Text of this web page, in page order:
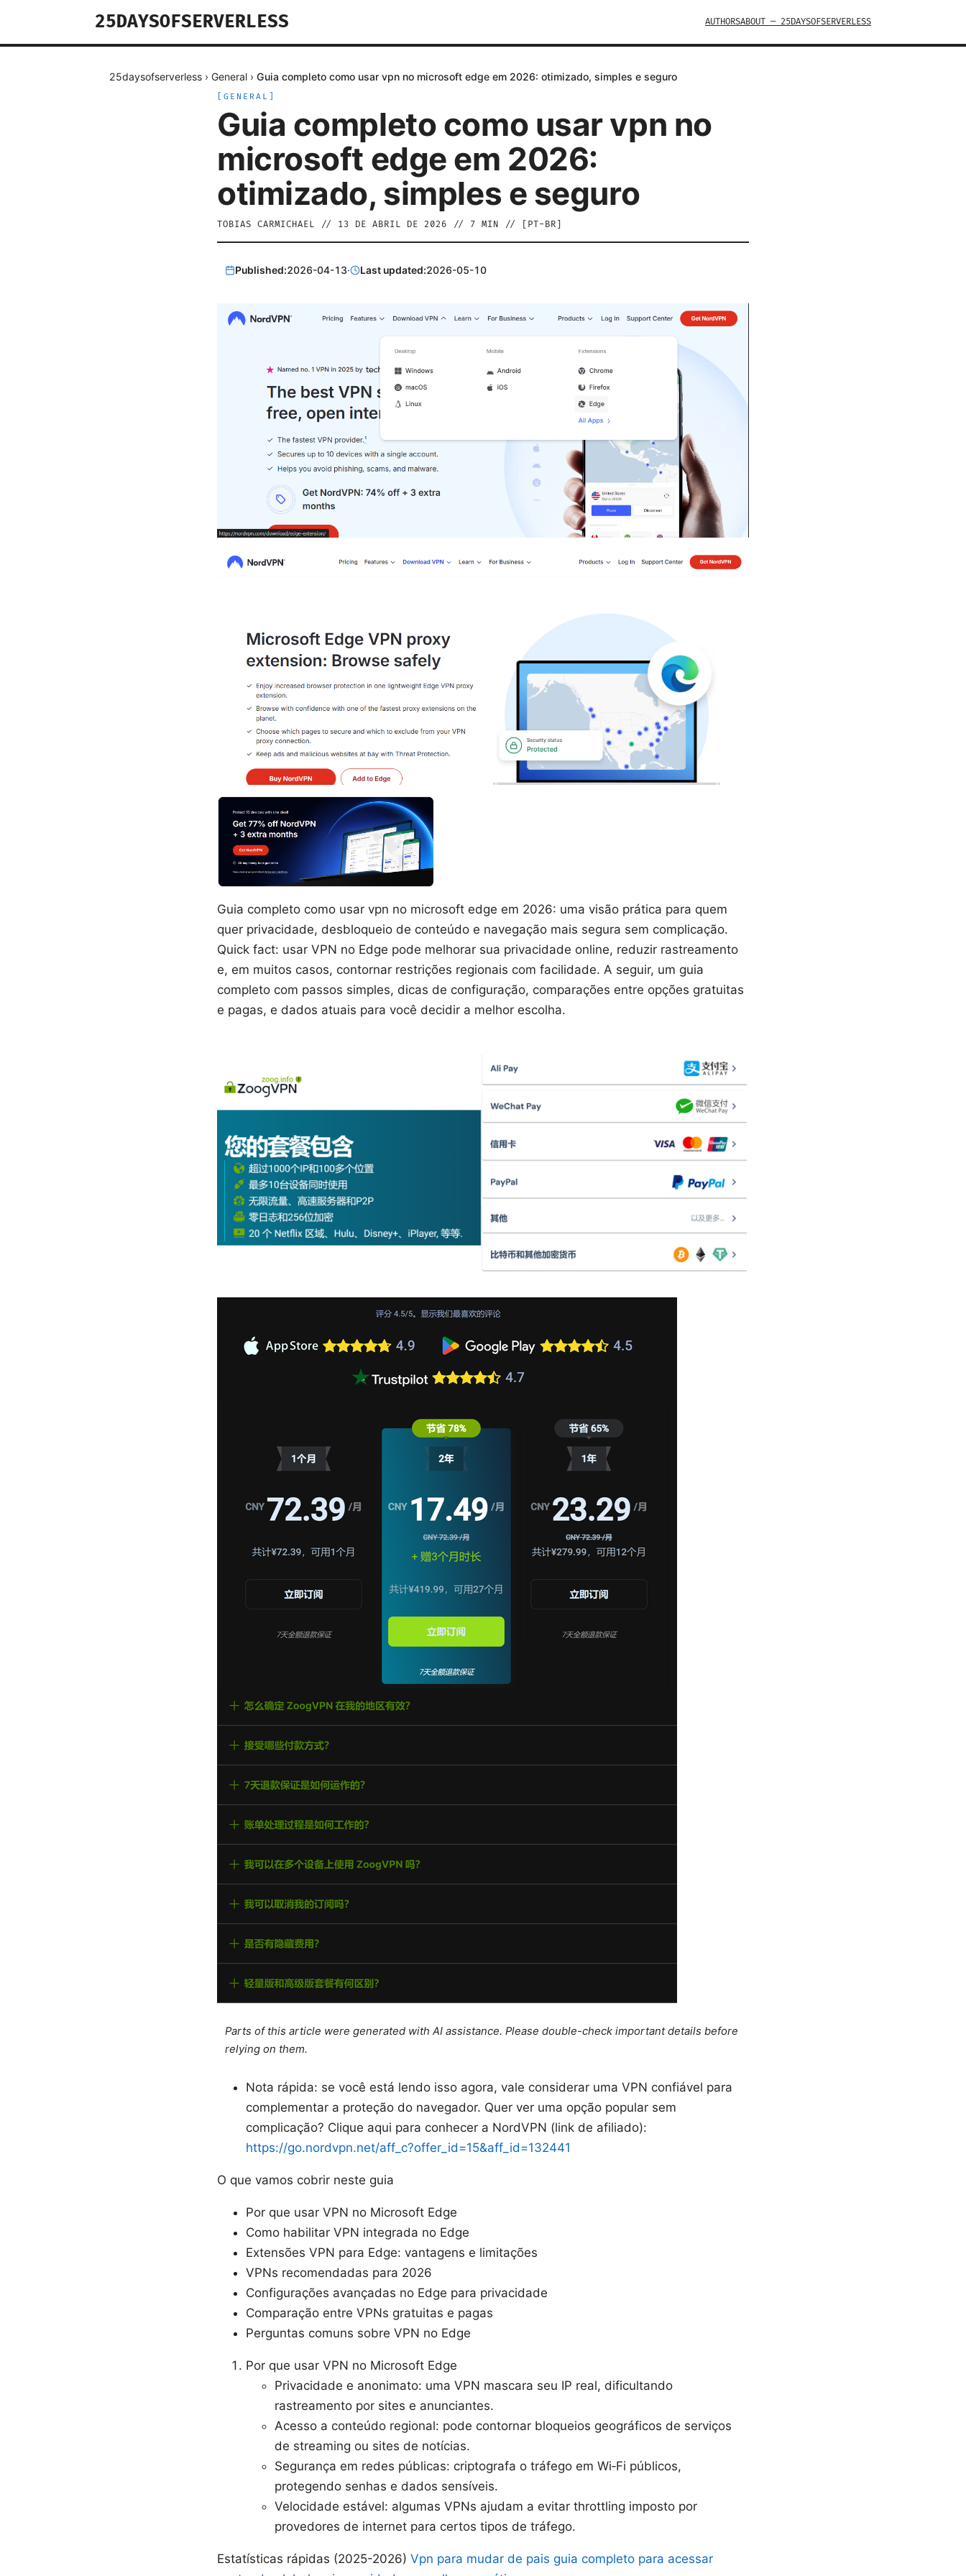
25DAYSOFSERVERLESS AUTHORSABOUT — 25DAYSOFSERVERLESS
25daysofserverless › General › Guia completo como usar vpn no microsoft edge em 2026: otimizado, simples e seguro
GENERAL
Guia completo como usar vpn no
microsoft edge em 2026:
otimizado, simples e seguro
TOBIAS CARMICHAEL // 13 DE ABRIL DE 2026 // 7 MIN // [ PT-BR
Published:2026-04-13· Last updated:2026-05-10
Guia completo como usar vpn no microsoft edge em 2026: uma visão prática para quem
quer privacidade, desbloqueio de conteúdo e navegação mais segura sem complicação.
Quick fact: usar VPN no Edge pode melhorar sua privacidade online, reduzir rastreamento
e, em muitos casos, contornar restrições regionais com facilidade. A seguir, um guia
completo com passos simples, dicas de configuração, comparações entre opções gratuitas
e pagas, e dados atuais para você decidir a melhor escolha.
Parts of this article were generated with AI assistance. Please double-check important details before
relying on them.
Nota rápida: se você está lendo isso agora, vale considerar uma VPN confiável para
complementar a proteção do navegador. Quer ver uma opção popular sem
complicação? Clique aqui para conhecer a NordVPN (link de afiliado):
https://go.nordvpn.net/aff_c?offer_id=15&aff_id=132441
O que vamos cobrir neste guia
Por que usar VPN no Microsoft Edge
Como habilitar VPN integrada no Edge
Extensões VPN para Edge: vantagens e limitações
VPNs recomendadas para 2026
Configurações avançadas no Edge para privacidade
Comparação entre VPNs gratuitas e pagas
Perguntas comuns sobre VPN no Edge
Por que usar VPN no Microsoft Edge
Privacidade e anonimato: uma VPN mascara seu IP real, dificultando
rastreamento por sites e anunciantes.
Acesso a conteúdo regional: pode contornar bloqueios geográficos de serviços
de streaming ou sites de notícias.
Segurança em redes públicas: criptografa o tráfego em Wi‑Fi públicos,
protegendo senhas e dados sensíveis.
Velocidade estável: algumas VPNs ajudam a evitar throttling imposto por
provedores de internet para certos tipos de tráfego.
Estatísticas rápidas (2025-2026) Vpn para mudar de pais guia completo para acessar